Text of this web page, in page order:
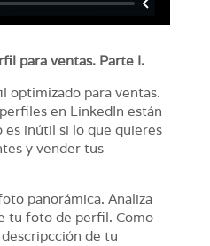
para ventas. Parte I.
optimizado para ventas.
en LinkedIn están
inútil si lo que quieres
y vender tus
panorámica. Analiza
tu foto de perfil. Como
de tu